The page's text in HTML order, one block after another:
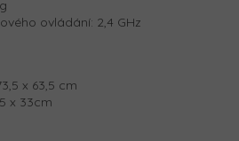
ovládání: 2,4 GHz
x 63,5 cm
x 33cm